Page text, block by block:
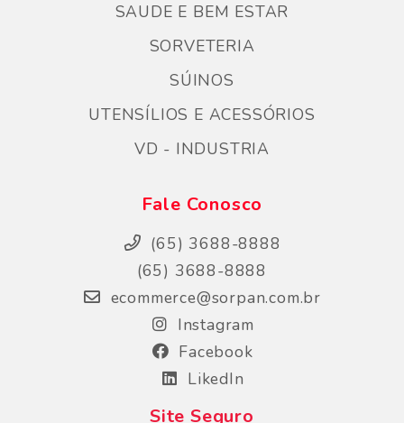
SAUDE E BEM ESTAR
SORVETERIA
SÚINOS
UTENSÍLIOS E ACESSÓRIOS
VD - INDUSTRIA
Fale Conosco
(65) 3688-8888
(65) 3688-8888
ecommerce@sorpan.com.br
Instagram
Facebook
LikedIn
Site Seguro